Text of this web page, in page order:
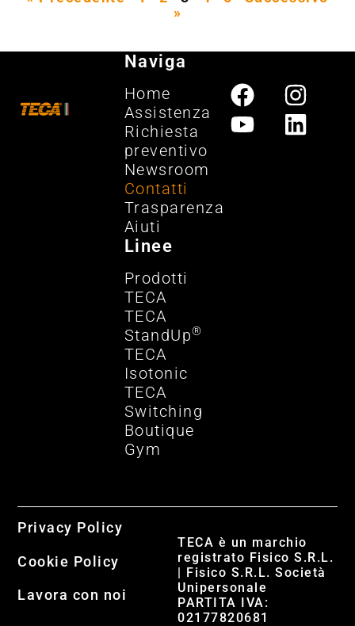
»
Naviga
Home
Assistenza
Richiesta
preventivo
Newsroom
Contatti
Trasparenza
Aiuti
Linee
Prodotti
TECA
TECA
StandUp®
TECA
Isotonic
TECA
Switching
Boutique
Gym
TECA è un marchio
registrato Fisico S.R.L.
| Fisico S.R.L. Società
Unipersonale
PARTITA IVA:
02177820681
Privacy Policy
Cookie Policy
Lavora con noi